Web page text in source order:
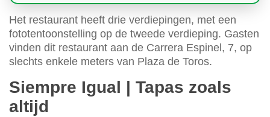
Het restaurant heeft drie verdiepingen, met een
fototentoonstelling op de tweede verdieping. Gasten
vinden dit restaurant aan de Carrera Espinel, 7, op
slechts enkele meters van Plaza de Toros.
Siempre Igual | Tapas zoals
altijd